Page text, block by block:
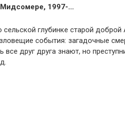
Мидсомере, 1997-…
сельской глубинке старой
события: загадочные
все друг друга знают, но